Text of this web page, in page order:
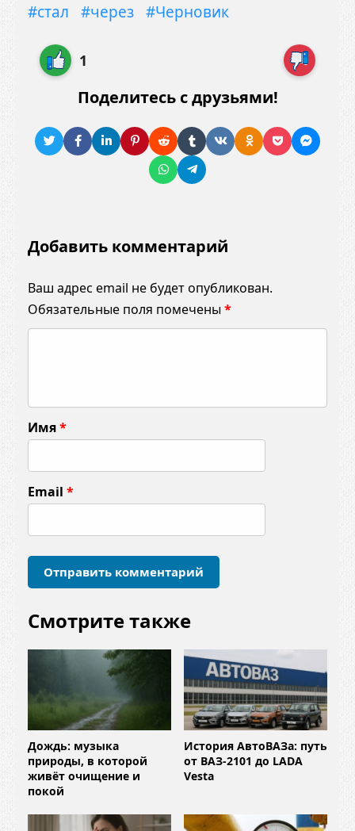
#стал
#через #Черновик
1
Поделитесь с друзьями!
Добавить комментарий
Ваш адрес email не будет опубликован.
Обязательные поля помечены *
м
е
т
а
р
и
Имя*
Email *
Смотрите также
Дождь: музыка
природы, в которой
живёт очищение и
покой
История АвтоВАЗа: путь
от ВАЗ-2101 до LADA
Vesta